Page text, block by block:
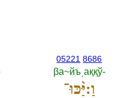
05221 8686
βа~йъˌаққў-‎
וַ:יַּ֨כּוּ־